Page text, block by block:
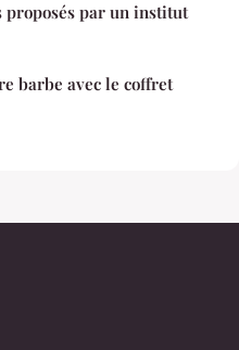
proposés par un institut
barbe avec le coffret